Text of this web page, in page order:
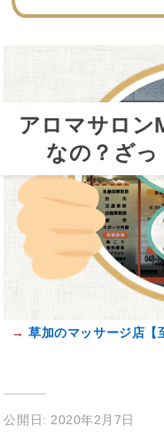
アロマサロン
なの？ざ
→ 草加のマッサージ店【
公開日: 2020年2月7日